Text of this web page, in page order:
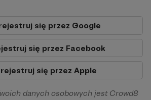
się przez Google
się przez Facebook
się przez Apple
danych osobowych jest Crowd8